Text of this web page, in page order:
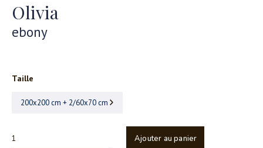
Olivia
ebony
Taille
200x200 cm + 2/60x70 cm
Ajouter au panier